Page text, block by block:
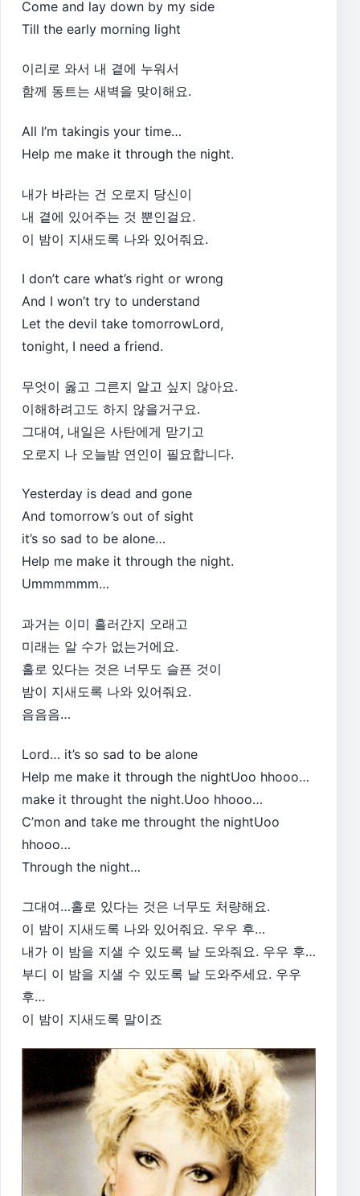
Come and lay down by my side
Till the early morning light
이리로 와서 내 곁에 누워서
함께 동트는 새벽을 맞이해요.
All I’m takingis your time…
Help me make it through the night.
내가 바라는 건 오로지 당신이
내 곁에 있어주는 것 뿐인걸요.
이 밤이 지새도록 나와 있어줘요.
I don’t care what’s right or wrong
And I won’t try to understand
Let the devil take tomorrowLord,
tonight, I need a friend.
무엇이 옳고 그른지 알고 싶지 않아요.
이해하려고도 하지 않을거구요.
그대여, 내일은 사탄에게 맏기고
오로지 나 오늘밤 연인이 필요합니다.
Yesterday is dead and gone
And tomorrow’s out of sight
it’s so sad to be alone…
Help me make it through the night.
Ummmmmm…
과거는 이미 흘러간지 오래고
미래는 알 수가 없는거에요.
홀로 있다는 것은 너무도 슬픈 것이
밤이 지새도록 나와 있어줘요.
음음음…
Lord… it’s so sad to be alone
Help me make it through the nightUoo hhooo…
make it throught the night.Uoo hhooo…
C’mon and take me throught the nightUoo
hhooo…
Through the night…
그대여…홀로 있다는 것은 너무도 처량해요.
이 밤이 지새도록 나와 있어줘요. 우우 후…
내가 이 밤을 지샐 수 있도록 날 도와줘요. 우우 후…
부디 이 밤을 지샐 수 있도록 날 도와주세요. 우우
후…
이 밤이 지새도록 말이죠